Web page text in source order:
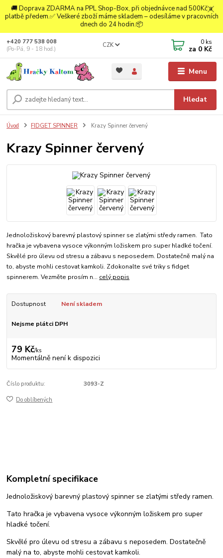
🚚 Doprava ZDARMA na PPL Shop-Box, při objednávce nad 500Kč a
platbě předem.✅ Veškeré zboží máme skladem – odesíláme v pracovních
dnech do 24 hodin.📦
Menu
CZK
Hledat
+420 777 538 008
(Po-Pá, 9 - 18 hod.)
0 ks
za 0 Kč
Úvod FIDGET SPINNER Krazy Spinner červený
Krazy Spinner červený
Jednoložiskový barevný plastový spinner se zlatými středy ramen. Tato
hračka je vybavena vysoce výkonným ložiskem pro super hladké točení.
Skvělé pro úlevu od stresu a zábavu s neposedem. Dostatečně malý na
to, abyste mohli cestovat kamkoli. Zdokonalte své triky s fidget
spinnerem. Vezměte prosím n... celý popis
Dostupnost Není skladem
Nejsme plátci DPH
79 Kč/ks
Momentálně není k dispozici
Číslo produktu: 3093-Z
Do oblíbených
Kompletní specifikace
Jednoložiskový barevný plastový spinner se zlatými středy ramen.
Tato hračka je vybavena vysoce výkonným ložiskem pro super
hladké točení.
Skvělé pro úlevu od stresu a zábavu s neposedem. Dostatečně
malý na to, abyste mohli cestovat kamkoli.